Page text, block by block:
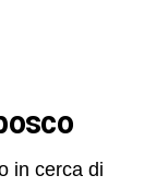
in cerca di